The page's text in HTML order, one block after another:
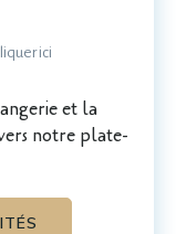
ici
et la
notre plate-